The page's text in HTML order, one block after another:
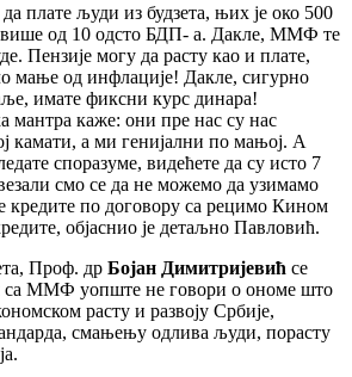
плате људи из будзета, њих је око 500
више од 10 одсто БДП- а. Дакле, ММФ те
Пензије могу да расту као и плате,
мање од инфлације! Дакле, сигурно
имате фиксни курс динара!
мантра каже: они пре нас су нас
камати, а ми генијални по мањој. А
споразуме, видећете да су исто 7
смо се да не можемо да узимамо
кредите по договору са рецимо Кином
објаснио је детаљно Павловић.
Проф. др Бојан Димитријевић се
са ММФ уопште не говори о ономе што
расту и развоју Србије,
смањењу одлива људи, порасту